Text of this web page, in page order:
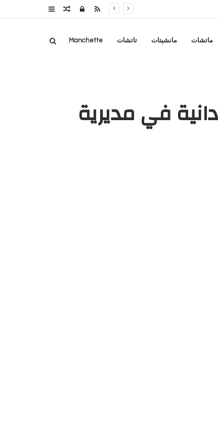
عمودمقالتسجيلRSS
ماتشات مانشيتات تاتشات Manchette بحث
في مديرية